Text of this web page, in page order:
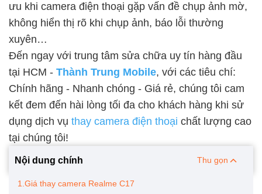
ưu khi camera điện thoại gặp vấn đề chụp ảnh mờ,
không hiển thị rõ khi chụp ảnh, báo lỗi thường
xuyên…
Đến ngay với trung tâm sửa chữa uy tín hàng đầu
tại HCM - Thành Trung Mobile, với các tiêu chí:
Chính hãng - Nhanh chóng - Giá rẻ, chúng tôi cam
kết đem đến hài lòng tối đa cho khách hàng khi sử
dụng dịch vụ thay camera điện thoại chất lượng cao
tại chúng tôi!
Nội dung chính Thu gọn
1.Giá thay camera Realme C17